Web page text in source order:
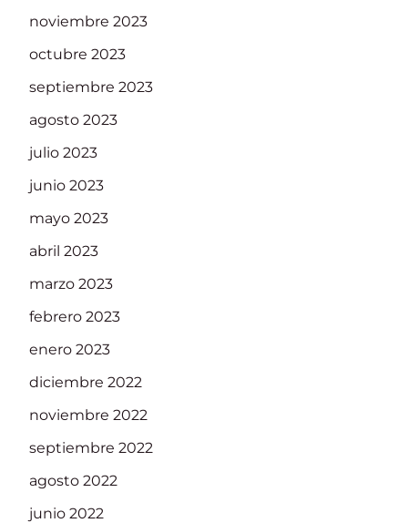
noviembre 2023
octubre 2023
septiembre 2023
agosto 2023
julio 2023
junio 2023
mayo 2023
abril 2023
marzo 2023
febrero 2023
enero 2023
diciembre 2022
noviembre 2022
septiembre 2022
agosto 2022
junio 2022